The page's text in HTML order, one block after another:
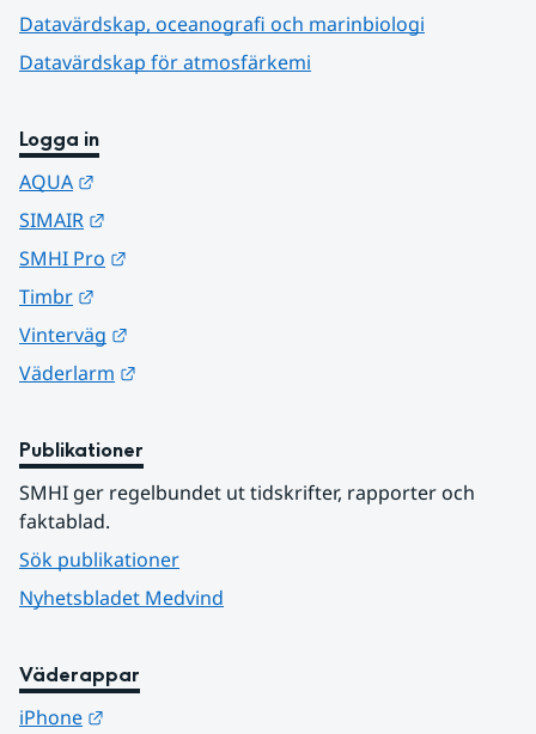
Datavärdskap, oceanografi och marinbiologi
Datavärdskap för atmosfärkemi
Logga in
AQUA
SIMAIR
SMHI Pro
Timbr
Vinterväg
Väderlarm
Publikationer
SMHI ger regelbundet ut tidskrifter, rapporter och
faktablad.
Sök publikationer
Nyhetsbladet Medvind
Väderappar
iPhone